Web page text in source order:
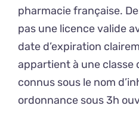
pharmacie française.
pas une licence valide
date d’expiration
appartient à une classe
connus sous le nom
ordonnance sous 3h